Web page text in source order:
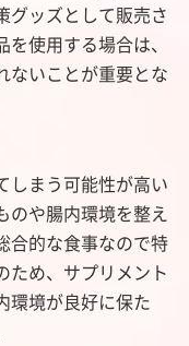
グッズとして販売さ
使用する場合は、
ないことが重要とな
しまう可能性が高い
のや腸内環境を整え
合的な食事なので特
ため、サプリメント
環境が良好に保た